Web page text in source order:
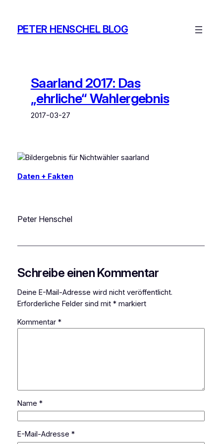
springen
PETER HENSCHEL BLOG
Saarland 2017: Das
„ehrliche“ Wahlergebnis
2017-03-27
Daten + Fakten
Peter Henschel
Schreibe einen Kommentar
Deine E-Mail-Adresse wird nicht veröffentlicht.
Erforderliche Felder sind mit *markiert
Kommentar *
Name *
E-Mail-Adresse *